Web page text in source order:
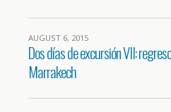
AUGUST 6, 2015
Dos días de excursión VII:
Marrakech